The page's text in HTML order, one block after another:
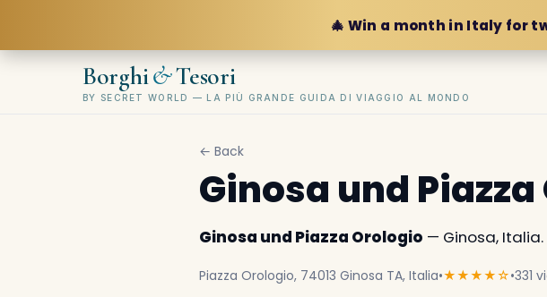
🎄 Win a month in Italy for
Borghi&Tesori
BY SECRET WORLD — LA PIÙ GRANDE GUIDA DI VIAGGIO AL MONDO
← Back
Ginosa und
Ginosa und Piazza Orologio — Ginosa, Italia.
Piazza Orologio, 74013 Ginosa TA, Italia•★★★★☆•331